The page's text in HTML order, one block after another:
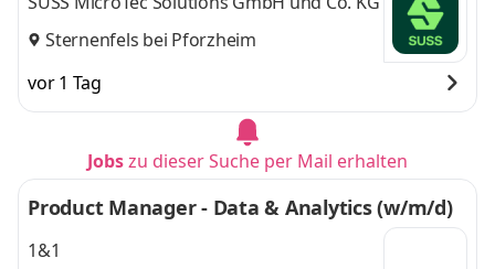
Sternenfels bei Pforzheim
vor 1 Tag
Jobszu dieser Suche per Mail erhalten
Product Manager - Data & Analytics (w/m/d)
1&1